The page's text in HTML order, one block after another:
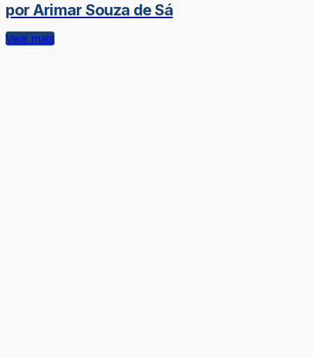
por Arimar Souza de Sá
Veja mais